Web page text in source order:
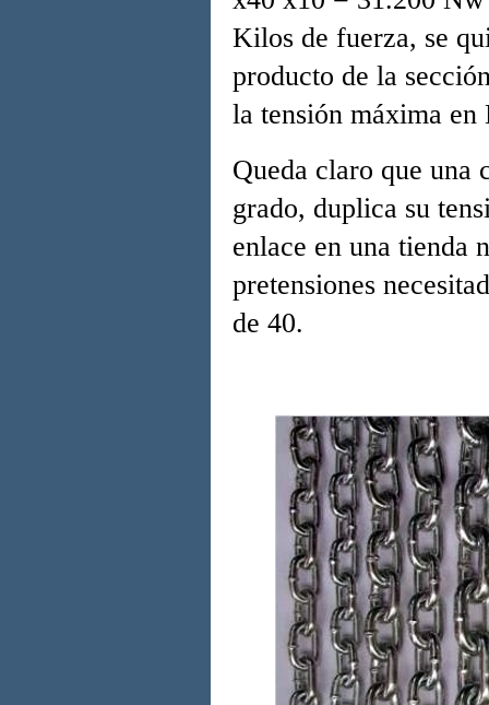
Kilos de fuerza, se
producto de la
la tensión máxima
Queda claro que una
grado, duplica su
enlace en una tienda
pretensiones
de 40.